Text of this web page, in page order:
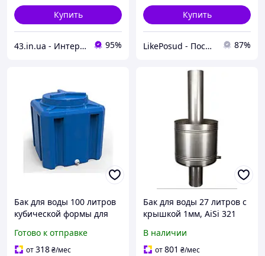
Купить
43.in.ua - Интернет-магазин с широким ассортиментом различных товаров для Вашей жизни и комфорта 95%
Купить
LikePosud - Посуда и товары для дома и сада 87%
Бак для воды 100 литров
кубической формы для
сливным штуцером
синий MC-10583
Готово к отправке
от318₴/мес
Бак для воды 27 литров с
крышкой 1мм, AiSi 321
В наличии
от801 ₴/мес